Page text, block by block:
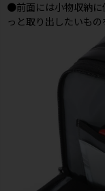
●前面には小物収納に
っと取り出したいもの